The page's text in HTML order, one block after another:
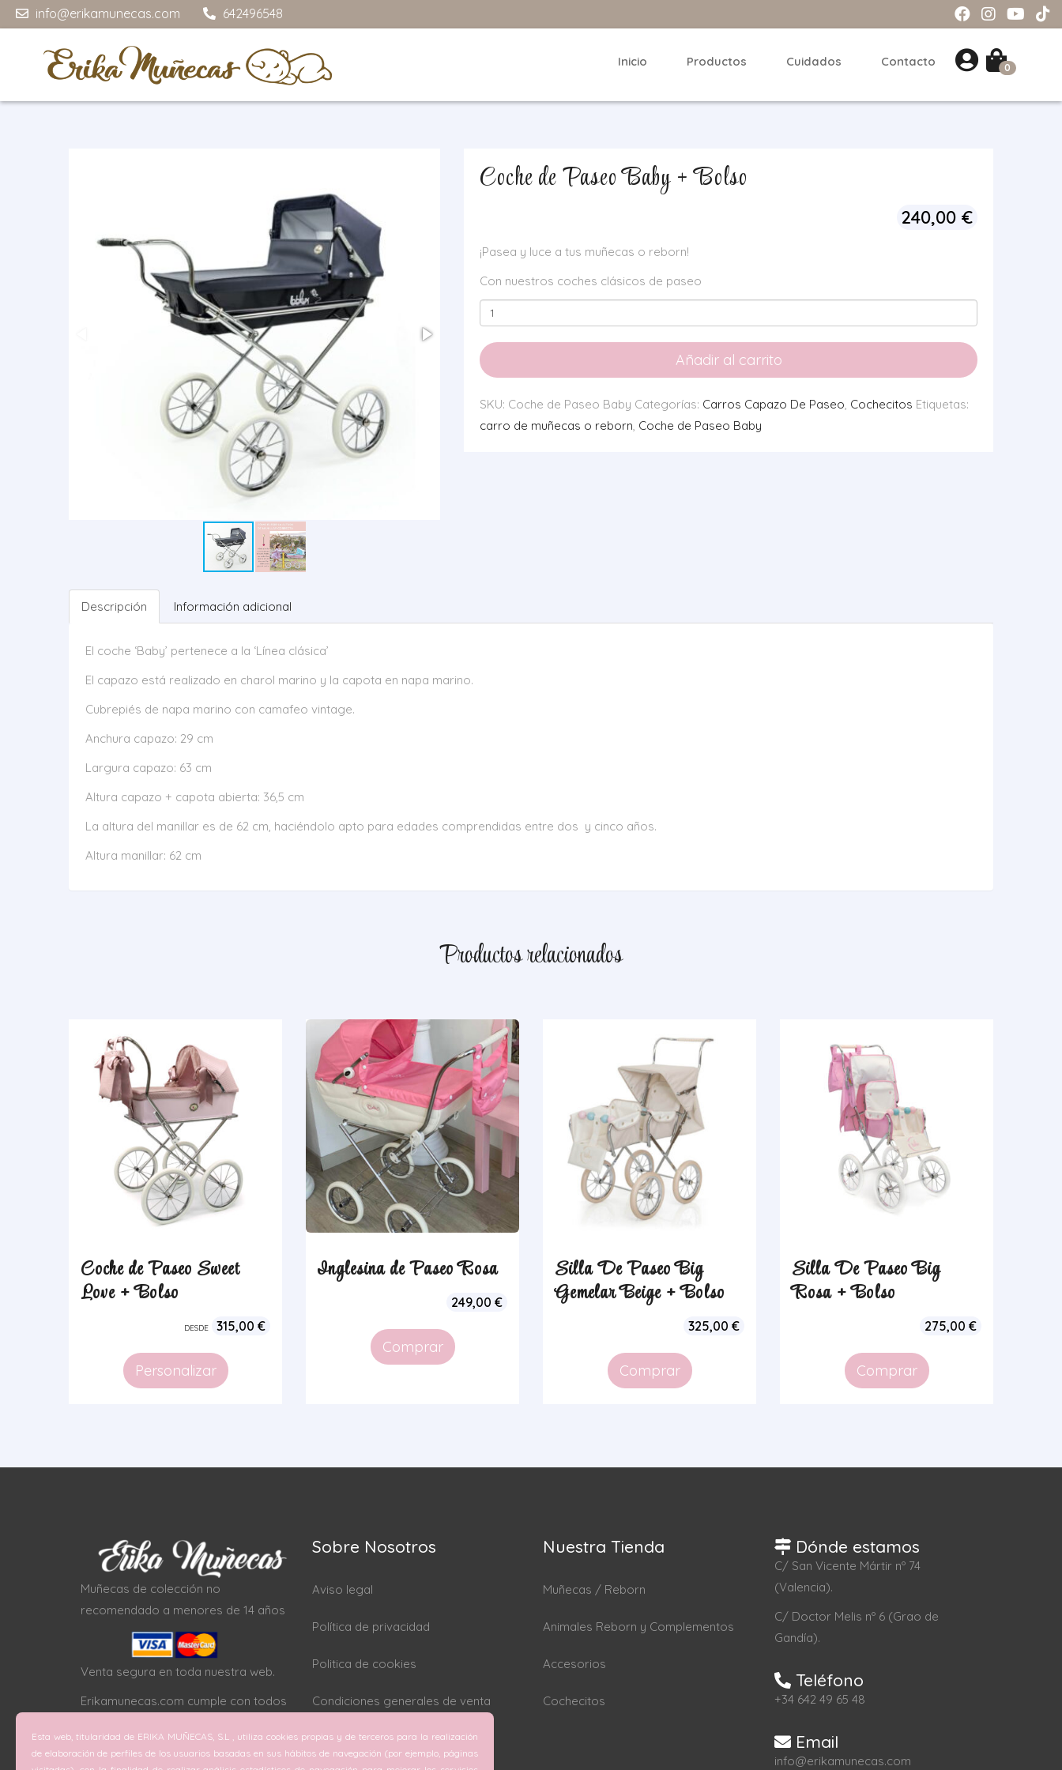
info@erikamunecas.com 642496548
0
Inicio Productos Cuidados Contacto
Coche de Paseo Baby + Bolso
240,00 €
¡Pasea y luce a tus muñecas o reborn!
Con nuestros coches clásicos de paseo
Coche
de
Paseo
Baby
Añadir al carrito
SKU: Coche de Paseo Baby Categorías: Carros Capazo De Paseo, Cochecitos Etiquetas:
carro de muñecas o reborn, Coche de Paseo Baby
Descripción Información adicional
El coche ‘Baby’ pertenece a la ‘Línea clásica’
El capazo está realizado en charol marino y la capota en napa marino.
Cubrepiés de napa marino con camafeo vintage.
Anchura capazo: 29 cm
Largura capazo: 63 cm
Altura capazo + capota abierta: 36,5 cm
La altura del manillar es de 62 cm, haciéndolo apto para edades comprendidas entre dos y cinco años.
Altura manillar: 62 cm
Productos relacionados
Coche de Paseo Sweet
Love + Bolso
DESDE 315,00 €
Personalizar
Inglesina de Paseo Rosa
249,00 €
Comprar
Silla De Paseo Big
Gemelar Beige + Bolso
325,00 €
Comprar
Silla De Paseo Big
Rosa + Bolso
275,00 €
Comprar
Muñecas de colección no
recomendado a menores de 14 años
Venta segura en toda nuestra web.
Erikamunecas.com cumple con todos
Sobre Nosotros
Aviso legal
Política de privacidad
Politica de cookies
Condiciones generales de venta
Configurar cookies
Nuestra Tienda
Muñecas / Reborn
Animales Reborn y Complementos
Accesorios
Cochecitos
Dónde estamos
C/ San Vicente Mártir nº 74
(Valencia).
C/ Doctor Melis nº 6 (Grao de
Gandía).
Teléfono
+34 642 49 65 48
Email
info@erikamunecas.com
Esta web, titularidad de ERIKA MUÑECAS, S.L , utiliza cookies propias y de terceros para la realización
de elaboración de perfiles de los usuarios basadas en sus hábitos de navegación (por ejemplo, páginas